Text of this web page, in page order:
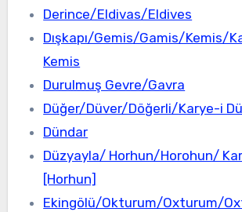
Derince/Eldivas/Eldives
Dışkapı/Gemis/Gamis/Kemis/
Kemis
Durulmuş Gevre/Gavra
Düğer/Düver/Döğerli/Karye-i
Dündar
Düzyayla/ Horhun/Horohun/
[Horhun]
Ekingölü/Okturum/Oxturum/